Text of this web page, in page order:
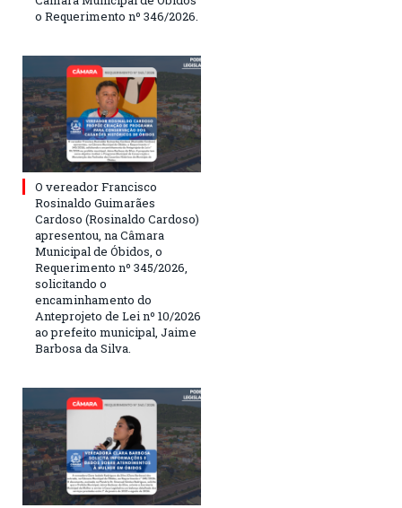
o Requerimento nº 346/2026.
O vereador Francisco
Rosinaldo Guimarães
Cardoso (Rosinaldo Cardoso)
apresentou, na Câmara
Municipal de Óbidos, o
Requerimento nº 345/2026,
solicitando o
encaminhamento do
Anteprojeto de Lei nº 10/2026
ao prefeito municipal, Jaime
Barbosa da Silva.